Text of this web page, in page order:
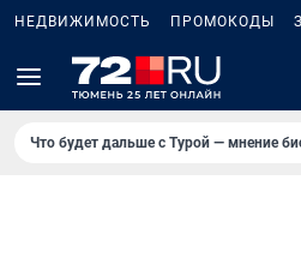
НЕДВИЖИМОСТЬ ПРОМОКОДЫ
Что будет дальше с Турой — мнение